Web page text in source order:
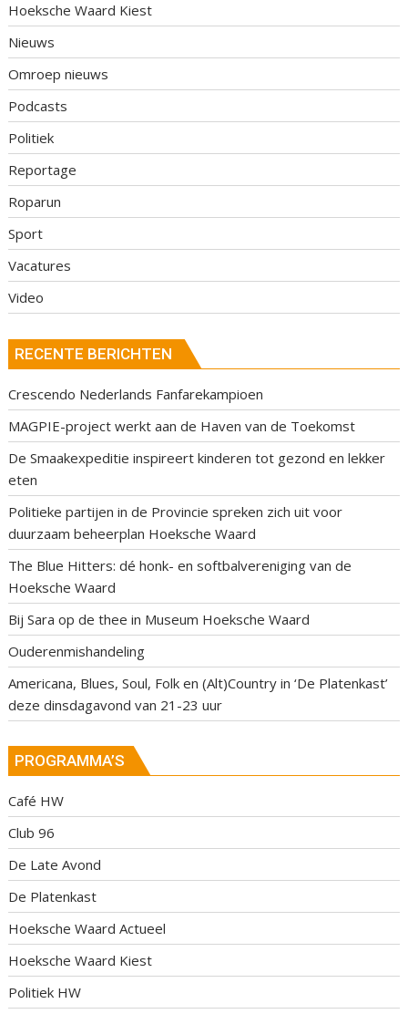
Hoeksche Waard Kiest
Nieuws
Omroep nieuws
Podcasts
Politiek
Reportage
Roparun
Sport
Vacatures
Video
RECENTE BERICHTEN
Crescendo Nederlands Fanfarekampioen
MAGPIE-project werkt aan de Haven van de Toekomst
De Smaakexpeditie inspireert kinderen tot gezond en lekker
eten
Politieke partijen in de Provincie spreken zich uit voor
duurzaam beheerplan Hoeksche Waard
The Blue Hitters: dé honk- en softbalvereniging van de
Hoeksche Waard
Bij Sara op de thee in Museum Hoeksche Waard
Ouderenmishandeling
Americana, Blues, Soul, Folk en (Alt)Country in ‘De Platenkast’
deze dinsdagavond van 21-23 uur
PROGRAMMA’S
Café HW
Club 96
De Late Avond
De Platenkast
Hoeksche Waard Actueel
Hoeksche Waard Kiest
Politiek HW